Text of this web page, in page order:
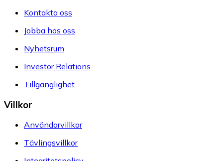
Kontakta oss
Jobba hos oss
Nyhetsrum
Investor Relations
Tillgänglighet
Villkor
Användarvillkor
Tävlingsvillkor